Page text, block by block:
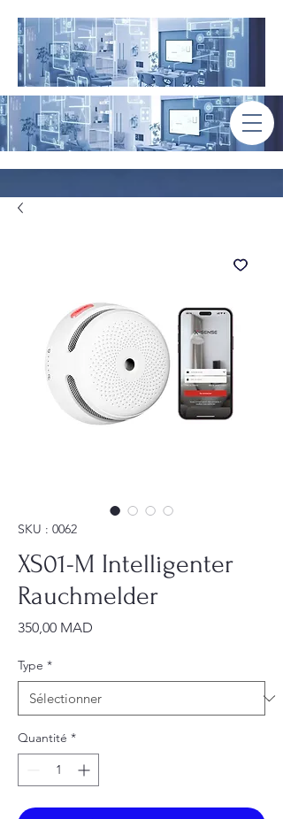
SKU : 0062
XS01-M Intelligenter
Rauchmelder
350,00 MAD
Type *
Quantité *